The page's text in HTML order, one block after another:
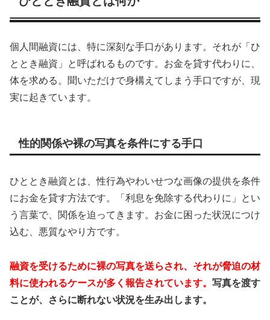
個人間融資には、特に深刻な手口があります。それが「ひ
ととき融資」と呼ばれるものです。お金を貸す代わりに、
体を求める。聞いただけで身構えてしまう手口ですが、現
実に起きています。
性的関係や裸の写真を条件にする手口
ひととき融資とは、性行為やわいせつな画像の提供を条件
にお金を貸す方法です。「利息を免除する代わりに」とい
う言葉で、関係を迫ってきます。お金に困った状況につけ
込む、悪質なやり方です。
融資を受けるために裸の写真を送らされ、それが脅迫の材
料に使われるケースが多く報告されています。 写真を渡す
ことが、さらに断れない状況を生み出します。